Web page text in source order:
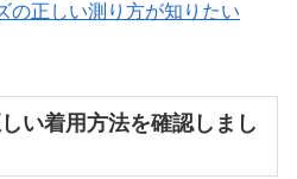
の正しい測り方が知りたい
い着用方法を確認しまし